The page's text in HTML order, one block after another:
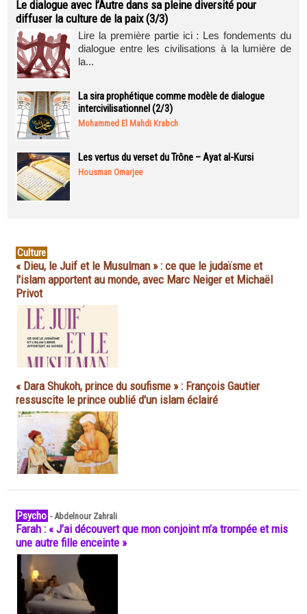
Le dialogue avec l’Autre dans sa pleine diversité pour
diffuser la culture de la paix (3/3)
Lire la première partie ici : Les fondements du
dialogue entre les civilisations à la lumière de
la...
La sira prophétique comme modèle de dialogue
intercivilisationnel (2/3)
Mohammed El Mahdi Krabch
Les vertus du verset du Trône – Ayat al-Kursi
Housman Omarjee
Culture
« Dieu, le Juif et le Musulman » : ce que le judaïsme et
l'islam apportent au monde, avec Marc Neiger et Michaël
Privot
« Dara Shukoh, prince du soufisme » : François Gautier
ressuscite le prince oublié d'un islam éclairé
Psycho -Abdelnour Zahrali
Farah : « J’ai découvert que mon conjoint m’a trompée et mis
une autre fille enceinte »